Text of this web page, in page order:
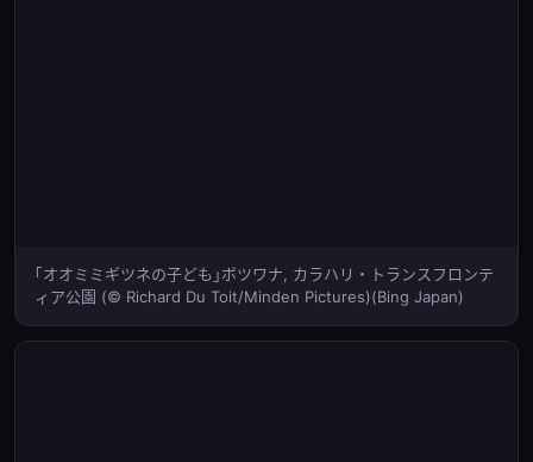
｢オオミミギツネの子ども｣ボツワナ, カラハリ・トランスフロンテ
ィア公園 (© Richard Du Toit/Minden Pictures)(Bing Japan)